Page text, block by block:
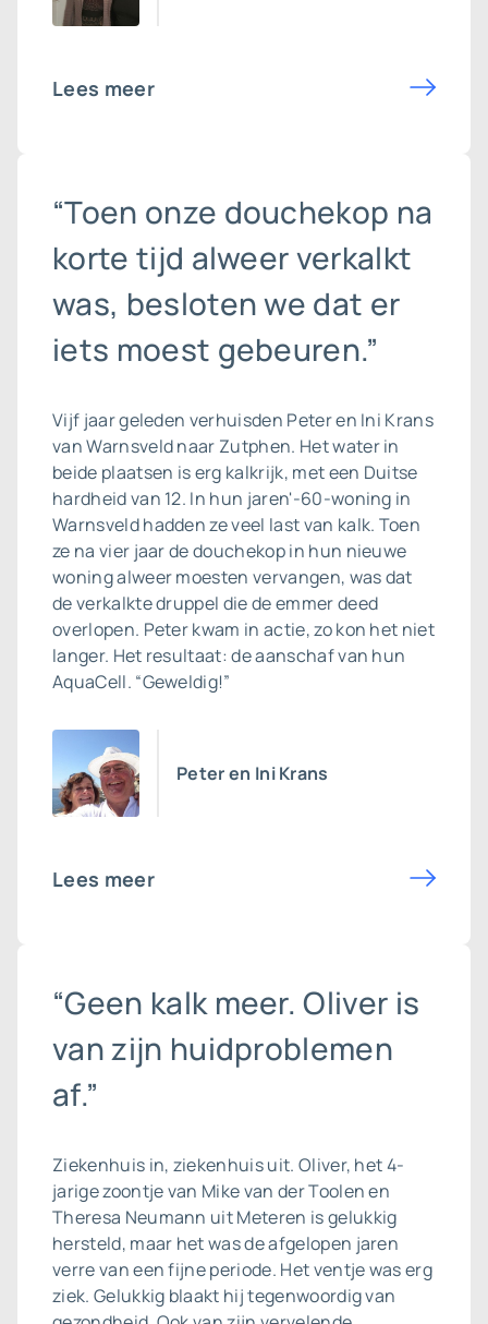
Lees meer
“Toen onze douchekop na
korte tijd alweer verkalkt
was, besloten we dat er
iets moest gebeuren.”
Vijf jaar geleden verhuisden Peter en Ini Krans
van Warnsveld naar Zutphen. Het water in
beide plaatsen is erg kalkrijk, met een Duitse
hardheid van 12. In hun jaren'-60-woning in
Warnsveld hadden ze veel last van kalk. Toen
ze na vier jaar de douchekop in hun nieuwe
woning alweer moesten vervangen, was dat
de verkalkte druppel die de emmer deed
overlopen. Peter kwam in actie, zo kon het niet
langer. Het resultaat: de aanschaf van hun
AquaCell. “Geweldig!”
Peter en Ini Krans
Lees meer
“Geen kalk meer. Oliver is
van zijn huidproblemen
af.”
Ziekenhuis in, ziekenhuis uit. Oliver, het 4-
jarige zoontje van Mike van der Toolen en
Theresa Neumann uit Meteren is gelukkig
hersteld, maar het was de afgelopen jaren
verre van een fijne periode. Het ventje was erg
ziek. Gelukkig blaakt hij tegenwoordig van